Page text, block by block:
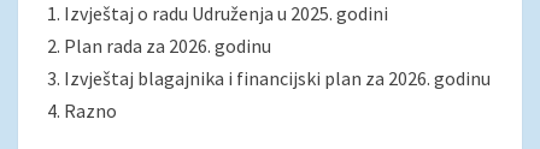
1. Izvještaj o radu Udruženja u 2025. godini
2. Plan rada za 2026. godinu
3. Izvještaj blagajnika i financijski plan za 2026. godinu
4. Razno